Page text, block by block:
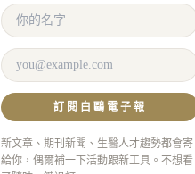
訂閱白鷗電子報
新文章、期刊新聞、生醫人才趨勢都會寄
給你，偶爾補一下活動跟新工具。不想看